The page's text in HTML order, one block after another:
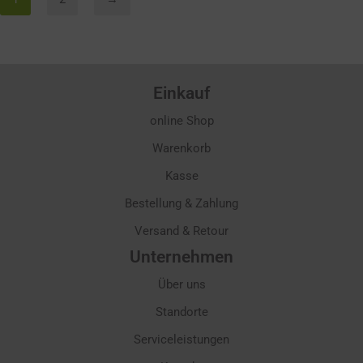
Einkauf
online Shop
Warenkorb
Kasse
Bestellung & Zahlung
Versand & Retour
Unternehmen
Über uns
Standorte
Serviceleistungen